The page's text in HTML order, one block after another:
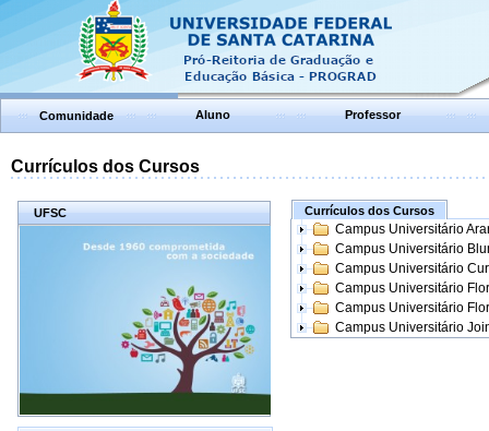
Comunidade Aluno Professor
Currículos dos Cursos
UFSC Currículos dos Cursos
Campus Universitário
Campus Universitário
Campus Universitário
Campus Universitário
Campus Universitário
Campus Universitário